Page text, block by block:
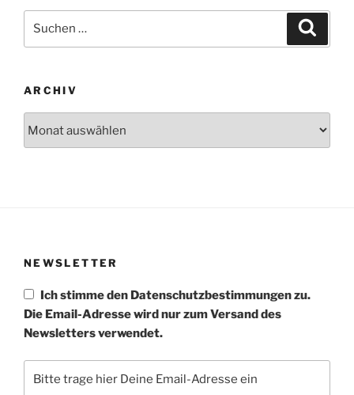
nach:
ARCHIV
NEWSLETTER
Ich stimme den Datenschutzbestimmungen zu.
Die Email-Adresse wird nur zum Versand des
Newsletters verwendet.